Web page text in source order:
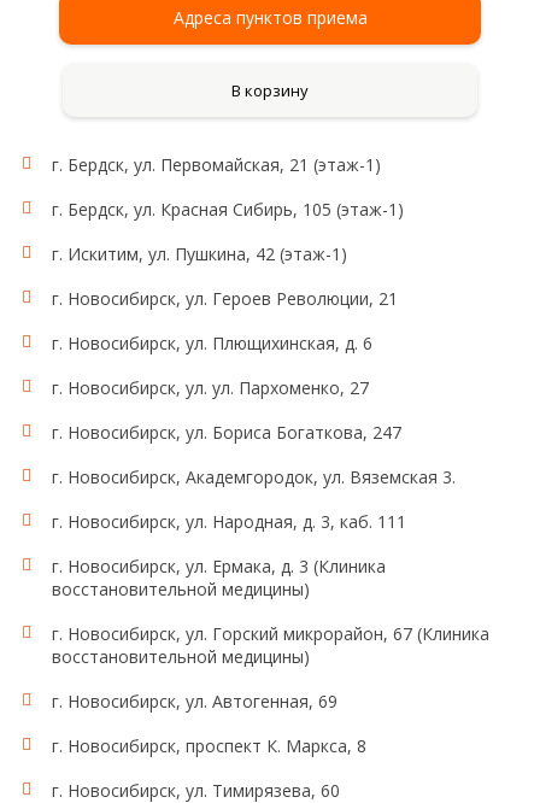
Адреса пунктов приема
В корзину
г. Бердск, ул. Первомайская, 21 (этаж-1)
г. Бердск, ул. Красная Сибирь, 105 (этаж-1)
г. Искитим, ул. Пушкина, 42 (этаж-1)
г. Новосибирск, ул. Героев Революции, 21
г. Новосибирск, ул. Плющихинская, д. 6
г. Новосибирск, ул. ул. Пархоменко, 27
г. Новосибирск, ул. Бориса Богаткова, 247
г. Новосибирск, Академгородок, ул. Вяземская 3.
г. Новосибирск, ул. Народная, д. 3, каб. 111
г. Новосибирск, ул. Ермака, д. 3 (Клиника
восстановительной медицины)
г. Новосибирск, ул. Горский микрорайон, 67 (Клиника
восстановительной медицины)
г. Новосибирск, ул. Автогенная, 69
г. Новосибирск, проспект К. Маркса, 8
г. Новосибирск, ул. Тимирязева, 60